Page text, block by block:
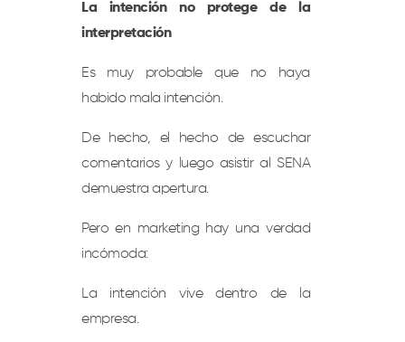
La intención no protege de la
interpretación
Es muy probable que no haya
habido mala intención.
De hecho, el hecho de escuchar
comentarios y luego asistir al SENA
demuestra apertura.
Pero en marketing hay una verdad
incómoda:
La intención vive dentro de la
empresa.